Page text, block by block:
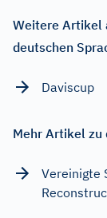
Weitere Artikel
deutschen
Daviscup
Mehr Artikel zu
Vereinigte